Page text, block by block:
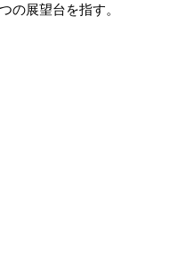
の展望台を指す。